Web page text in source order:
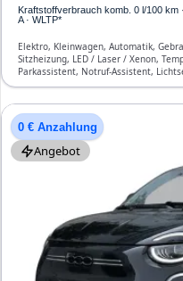
Kraftstoffverbrauch komb. 0 l/100 km
A · WLTP*
Elektro, Kleinwagen, Automatik,
Sitzheizung, LED / Laser / Xenon,
Parkassistent, Notruf-Assistent,
Verkehrszeichen-Erkennung, ESP,
0 € Anzahlung
Angebot